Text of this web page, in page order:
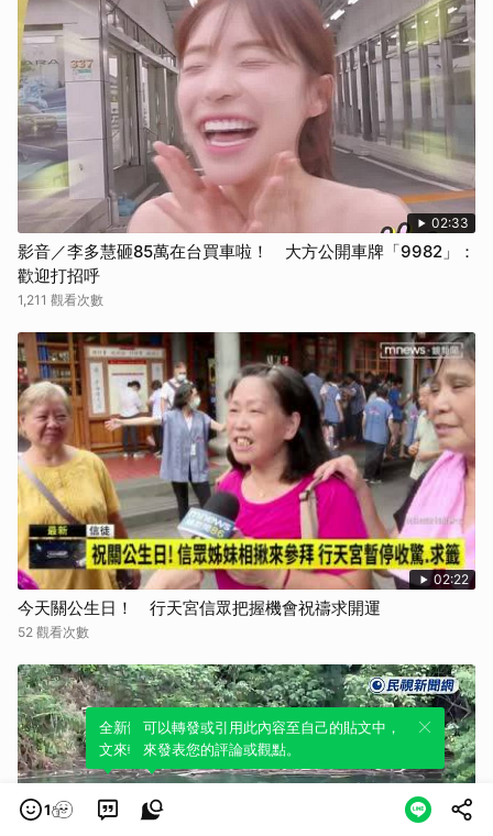
02:33
影音／李多慧砸85萬在台買車啦！ 大方公開車牌「9982」：
歡迎打招呼
1,211 觀看次數
02:22
今天關公生日！ 行天宮信眾把握機會祝禱求開運
52 觀看次數
1
全新體驗！一鍵引用此內容，透過發布貼
文來輕鬆表達個人立場。
可以轉發或引用此內容至自己的貼文中，
來發表您的評論或觀點。